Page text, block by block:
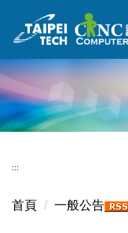
到
要
內
容
區
:::
首頁 一般公告